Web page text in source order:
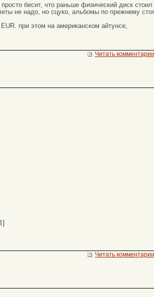
бесит, что раньше физический диск стоил
не надо, но сцуко, альбомы по прежнему
при этом на американском айтунсе,
Читать
Читать